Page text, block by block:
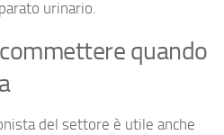
urinario.
quando
del settore è utile anche